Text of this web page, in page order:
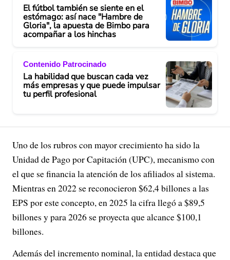
El fútbol también se siente en el
estómago: así nace "Hambre de
Gloria", la apuesta de Bimbo para
acompañar a los hinchas
Contenido Patrocinado
La habilidad que buscan cada vez
más empresas y que puede impulsar
tu perfil profesional
Uno de los rubros con mayor crecimiento ha sido la
Unidad de Pago por Capitación (UPC), mecanismo con
el que se financia la atención de los afiliados al sistema.
Mientras en 2022 se reconocieron $62,4 billones a las
EPS por este concepto, en 2025 la cifra llegó a $89,5
billones y para 2026 se proyecta que alcance $100,1
billones.
Además del incremento nominal, la entidad destaca que